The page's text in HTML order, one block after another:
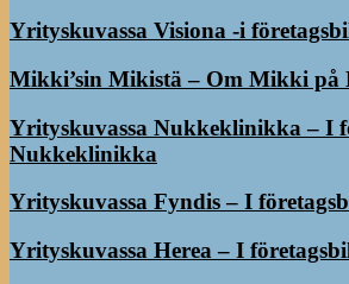
Yrityskuvassa Visiona -i
Mikki’sin Mikistä – Om Mikki på
Yrityskuvassa Nukkeklinikka – I
Nukkeklinikka
Yrityskuvassa Fyndis – I
Yrityskuvassa Herea – I